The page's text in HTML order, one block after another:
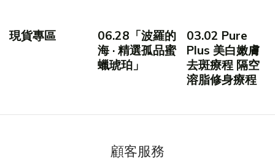
現貨專區
06.28「波羅的
海 · 精選孤品蜜
蠟琥珀」
03.02 Pure
Plus 美白嫩膚
去斑療程 隔空
溶脂修身療程
顧客服務